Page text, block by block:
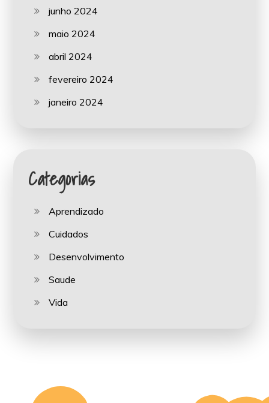
junho 2024
maio 2024
abril 2024
fevereiro 2024
janeiro 2024
Categorias
Aprendizado
Cuidados
Desenvolvimento
Saude
Vida